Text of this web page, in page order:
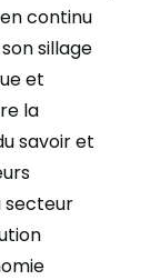
continu
sillage
et
la
savoir et
secteur